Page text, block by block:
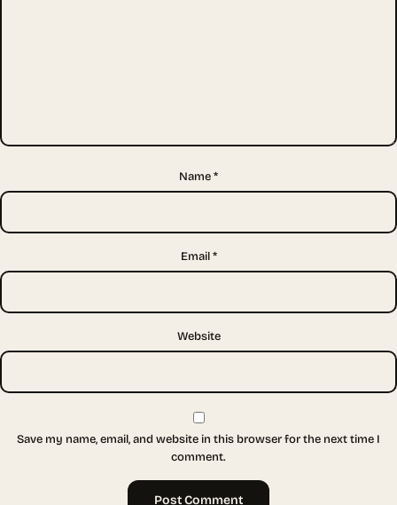
Name*
Email*
Website
Save my name, email, and website in this browser for the next time I
comment.